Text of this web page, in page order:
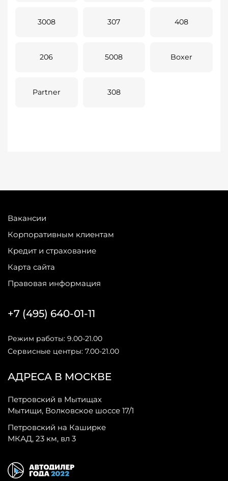
3008 307 408
206 5008 Boxer
Partner 308
Вакансии
Корпоративным клиентам
Кредит и страхование
Карта сайта
Правовая информация
АДРЕСА В МОСКВЕ
Петровский в Мытищах
Мытищи, Волковское шоссе 17/1
Петровский на Каширке
МКАД, 23 км, вл 3
+7 (495) 640-01-11
Режим работы: 9.00-21.00
Сервисные центры: 7.00-21.00